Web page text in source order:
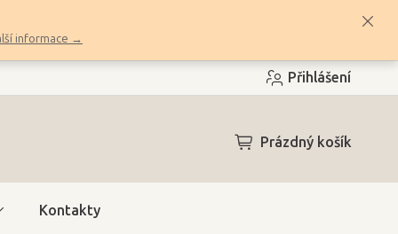
informace →
Přihlášení
NÁKUPNÍ
Prázdný košík
Kontakty